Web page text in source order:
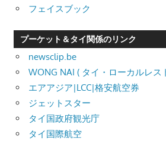
フェイスブック
プーケット＆タイ関係のリンク
newsclip.be
WONG NAI ( タイ・ローカルレス
エアアジア|LCC|格安航空券
ジェットスター
タイ国政府観光庁
タイ国際航空